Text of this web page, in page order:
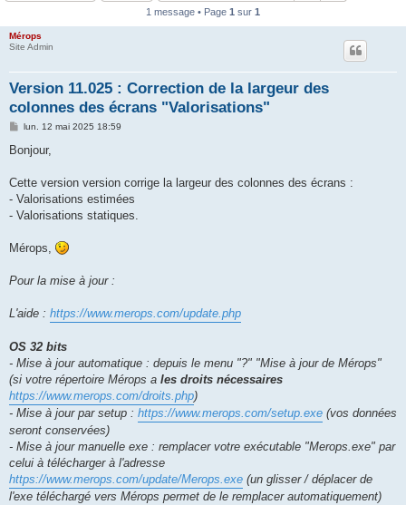
1 message • Page 1 sur 1
Mérops
Site Admin
Version 11.025 : Correction de la largeur des
colonnes des écrans "Valorisations"
M
s
g
lun. 12 mai 2025 18:59
Bonjour,
Cette version version corrige la largeur des colonnes des écrans :
- Valorisations estimées
- Valorisations statiques.
Mérops,
Pour la mise à jour :
L'aide : https://www.merops.com/update.php
OS 32 bits
- Mise à jour automatique : depuis le menu "?" "Mise à jour de Mérops"
(si votre répertoire Mérops a les droits nécessaires
https://www.merops.com/droits.php)
- Mise à jour par setup : https://www.merops.com/setup.exe (vos données
seront conservées)
- Mise à jour manuelle exe : remplacer votre exécutable "Merops.exe" par
celui à télécharger à l'adresse
https://www.merops.com/update/Merops.exe (un glisser / déplacer de
l'exe téléchargé vers Mérops permet de le remplacer automatiquement)